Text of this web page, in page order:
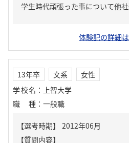
学生時代頑張った事について他
体験記の詳細
13年卒 文系
女性
学校名 ： 上智大学
職種 ： 一般職
【質問内容】